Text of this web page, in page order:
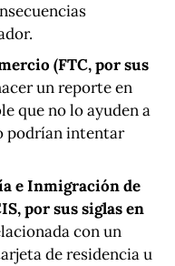
(FTC, por sus
un reporte en
que no lo ayuden a
podrían intentar
e Inmigración de
por sus siglas en
con un
de residencia u